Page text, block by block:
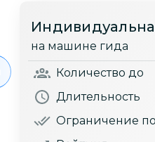
на машине гида
Количество до
Длительность
Ограничение по